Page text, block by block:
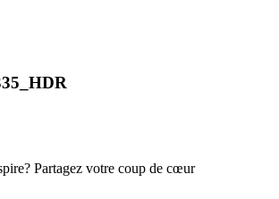
Partagez votre coup de cœur